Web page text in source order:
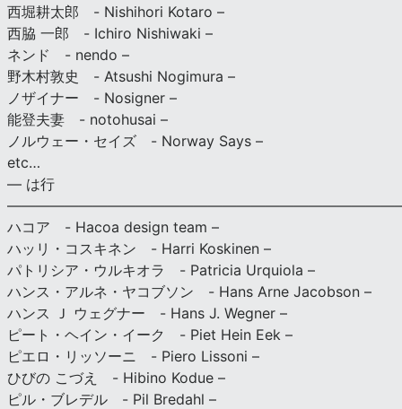
西堀耕太郎 - Nishihori Kotaro –
西脇 一郎 - Ichiro Nishiwaki –
ネンド - nendo –
野木村敦史 - Atsushi Nogimura –
ノザイナー - Nosigner –
能登夫妻 - notohusai –
ノルウェー・セイズ - Norway Says –
etc…
— は行
ハコア - Hacoa design team –
ハッリ・コスキネン - Harri Koskinen –
パトリシア・ウルキオラ - Patricia Urquiola –
ハンス・アルネ・ヤコブソン - Hans Arne Jacobson –
ハンス Ｊ ウェグナー - Hans J. Wegner –
ピート・ヘイン・イーク - Piet Hein Eek –
ピエロ・リッソーニ - Piero Lissoni –
ひびの こづえ - Hibino Kodue –
ピル・ブレデル - Pil Bredahl –